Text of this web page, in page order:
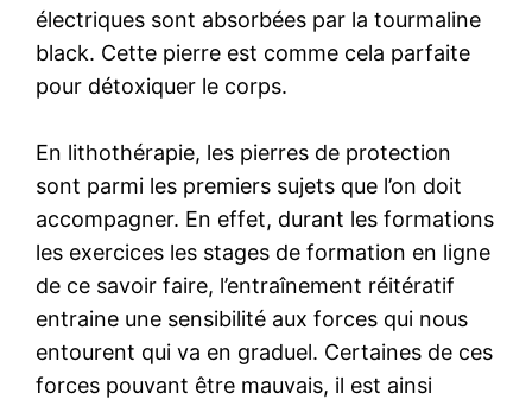
électriques sont absorbées par la tourmaline
black. Cette pierre est comme cela parfaite
pour détoxiquer le corps.
En lithothérapie, les pierres de protection
sont parmi les premiers sujets que l’on doit
accompagner. En effet, durant les formations
les exercices les stages de formation en ligne
de ce savoir faire, l’entraînement réitératif
entraine une sensibilité aux forces qui nous
entourent qui va en graduel. Certaines de ces
forces pouvant être mauvais, il est ainsi